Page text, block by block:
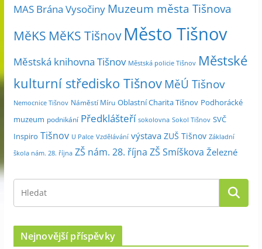
s
í
e
MAS Brána Vysočiny Muzeum města Tišnova
MěKS MěKS Tišnov Město Tišnov
Městská knihovna Tišnov Městská policie Tišnov Městské
kulturní středisko Tišnov MěÚ Tišnov
Nemocnice Tišnov Náměstí Míru Oblastní Charita Tišnov Podhorácké
muzeum podnikání Předklášteří sokolovna Sokol Tišnov SVČ
Inspiro Tišnov U Palce Vzdělávání výstava ZUŠ Tišnov Základní
škola nám. 28. října ZŠ nám. 28. října ZŠ Smíškova Železné
Nejnovější příspěvky